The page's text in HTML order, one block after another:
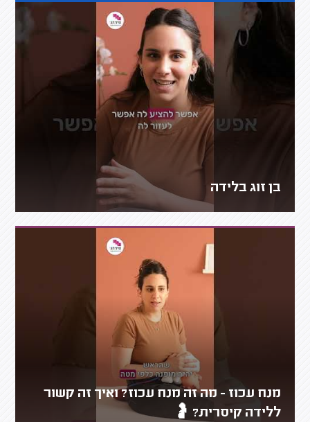
בן זוג בלידה
מנח עכוז - מה זה מנח עכוז? ואיך זה קשור
ללידה קיסרית? 🤰